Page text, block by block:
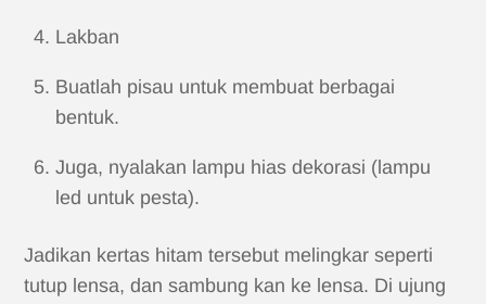
Lakban
Buatlah pisau untuk membuat berbagai
bentuk.
Juga, nyalakan lampu hias dekorasi (lampu
led untuk pesta).
Jadikan kertas hitam tersebut melingkar seperti
tutup lensa, dan sambung kan ke lensa. Di ujung